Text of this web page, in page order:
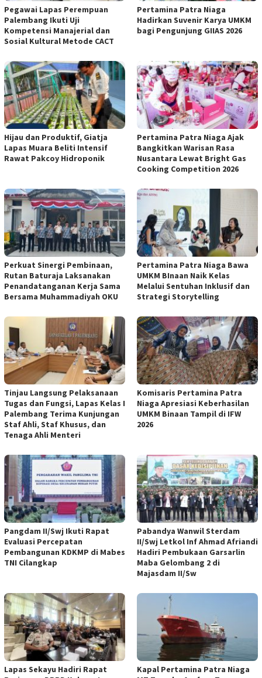
Pegawai Lapas Perempuan
Palembang Ikuti Uji
Kompetensi Manajerial dan
Sosial Kultural Metode CACT
Pertamina Patra Niaga
Hadirkan Suvenir Karya UMKM
bagi Pengunjung GIIAS 2026
Hijau dan Produktif, Giatja
Lapas Muara Beliti Intensif
Rawat Pakcoy Hidroponik
Pertamina Patra Niaga Ajak
Bangkitkan Warisan Rasa
Nusantara Lewat Bright Gas
Cooking Competition 2026
Perkuat Sinergi Pembinaan,
Rutan Baturaja Laksanakan
Penandatanganan Kerja Sama
Bersama Muhammadiyah OKU
Pertamina Patra Niaga Bawa
UMKM BInaan Naik Kelas
Melalui Sentuhan Inklusif dan
Strategi Storytelling
Tinjau Langsung Pelaksanaan
Tugas dan Fungsi, Lapas Kelas I
Palembang Terima Kunjungan
Staf Ahli, Staf Khusus, dan
Tenaga Ahli Menteri
Komisaris Pertamina Patra
Niaga Apresiasi Keberhasilan
UMKM Binaan Tampil di IFW
2026
Pangdam II/Swj Ikuti Rapat
Evaluasi Percepatan
Pembangunan KDKMP di Mabes
TNI Cilangkap
Pabandya Wanwil Sterdam
II/Swj Letkol Inf Ahmad Afriandi
Hadiri Pembukaan Garsarlin
Maba Gelombang 2 di
Majasdam II/Sw
Lapas Sekayu Hadiri Rapat
Kapal Pertamina Patra Niaga